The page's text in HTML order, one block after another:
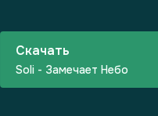
Скачать
Soli - Замечает Небо